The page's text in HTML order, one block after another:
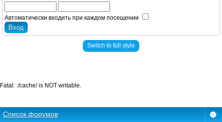
Автоматически входить при каждом посещении
Switch to full style
Список форумов
Fatal: ./cache/ is NOT writable.